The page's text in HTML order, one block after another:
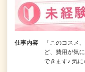
仕事内容
「このコスメ
ど、費用が気
できます♪ 気